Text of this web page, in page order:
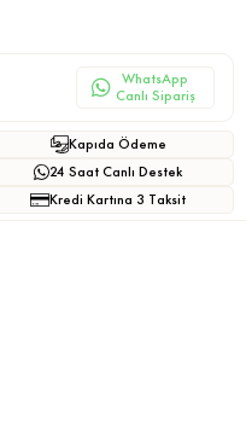
WhatsApp
Canlı Sipariş
Kapıda Ödeme
24 Saat Canlı Destek
Kredi Kartına 3 Taksit